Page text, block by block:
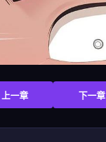
上一章 下一章